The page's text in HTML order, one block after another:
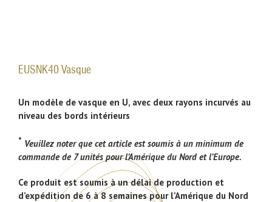
EUSNK40 Vasque
Un modèle de vasque en U, avec deux rayons incurvés au
niveau des bords intérieurs
* Veuillez noter que cet article est soumis à un minimum de
commande de 7 unités pour l’Amérique du Nord et l’Europe.
Ce produit est soumis à un délai de production et
d’expédition de 6 à 8 semaines pour l’Amérique du Nord